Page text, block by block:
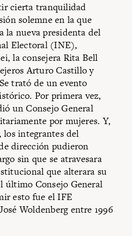
cierta tranquilidad
solemne en la que
la nueva presidenta del
Electoral (INE),
la consejera Rita Bell
Arturo Castillo y
trató de un evento
Por primera vez,
un Consejo General
por mujeres. Y,
los integrantes del
dirección pudieron
sin que se atravesara
que alterara su
Consejo General
esto fue el IFE
Woldenberg entre 1996